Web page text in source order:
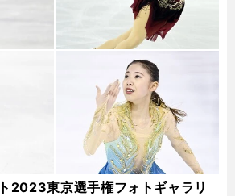
2023東京選手権フォトギャラリ